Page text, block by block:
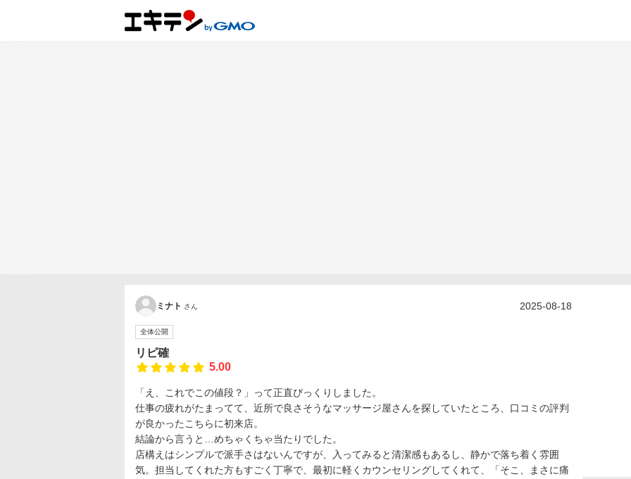
ミナト さん 2025-08-18
全体公開
リピ確
5.00
「え、これでこの値段？」って正直びっくりしました。
仕事の疲れがたまってて、近所で良さそうなマッサージ屋さんを探していたところ、口コミの評判
が良かったこちらに初来店。
結論から言うと…めちゃくちゃ当たりでした。
店構えはシンプルで派手さはないんですが、入ってみると清潔感もあるし、静かで落ち着く雰囲
気。担当してくれた方もすごく丁寧で、最初に軽くカウンセリングしてくれて、「そこ、まさに痛